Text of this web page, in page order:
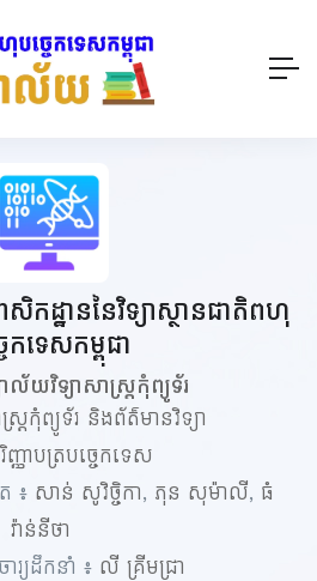
ាសិកដ្ឋាននៃវិទ្យាស្ថានជាតិពហុ
កទេសកម្ពុជា
ល័យវិទ្យាសាស្ត្រកុំព្យូទ័រ
ត្រកុំព្យូទ័រ និងព័ត៌មានវិទ្យា
ញ្ញាបត្របច្ចេកទេស
៖ សាន់ សូវិច្ចិកា, ភុន សុម៉ាលី, ធំ
វ៉ាន់នីថា
ារ្យដឹកនាំ ៖ លី គ្រីមជ្រា